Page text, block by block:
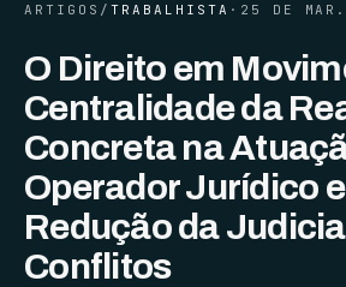
ARTIGOS / TRABALHISTA · 25 DE
O Direito em
Centralidade da
Concreta na
Operador Jurídico
Redução da
Conflitos